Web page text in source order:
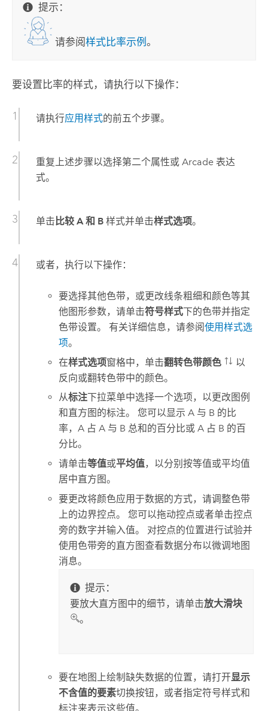
提示：
请参阅样式比率示例。
要设置比率的样式，请执行以下操作：
请执行应用样式的前五个步骤。
重复上述步骤以选择第二个属性或 Arcade表达
式。
单击 比较 A 和 B样式并单击样式选项。
或者，执行以下操作：
要选择其他色带，或更改线条粗细和颜色等其
他图形参数，请单击符号样式下的色带并指定
色带设置。 有关详细信息，请参阅使用样式选
项。
在样式选项窗格中，单击翻转色带颜色
以
反向或翻转色带中的颜色。
从标注下拉菜单中选择一个选项，以更改图例
和直方图的标注。 您可以显示 A 与 B 的比
率，A 占 A 与 B 总和的百分比或 A 占 B 的百
分比。
请单击等值或平均值，以分别按等值或平均值
居中直方图。
要更改将颜色应用于数据的方式，请调整色带
上的边界控点。 您可以拖动控点或者单击控点
旁的数字并输入值。 对控点的位置进行试验并
使用色带旁的直方图查看数据分布以微调地图
消息。
提示：
要放大直方图中的细节，请单击放大滑块
。
要在地图上绘制缺失数据的位置，请打开显示
不含值的要素切换按钮，或者指定符号样式和
标注来表示这些值。